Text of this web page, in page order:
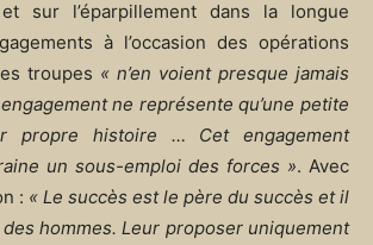
sur l’éparpillement dans la longue
à l’occasion des opérations
troupes « n’en voient presque jamais
ne représente qu’une petite
propre histoire … Cet engagement
un sous-emploi des forces ». Avec
: « Le succès est le père du succès et il
hommes. Leur proposer uniquement